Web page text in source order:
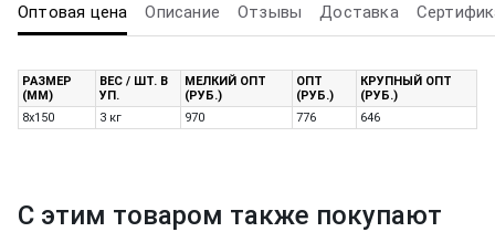
Оптовая цена Описание Отзывы Доставка
РАЗМЕР
(ММ)
ВЕС / ШТ. В
УП.
МЕЛКИЙ ОПТ
(РУБ.)
ОПТ
(РУБ.)
КРУПНЫЙ ОПТ
(РУБ.)
8х150
3 кг 970 776 646
С этим товаром также покупают